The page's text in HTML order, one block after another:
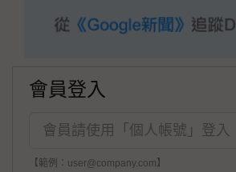
會員登入
【範例：user@company.com】